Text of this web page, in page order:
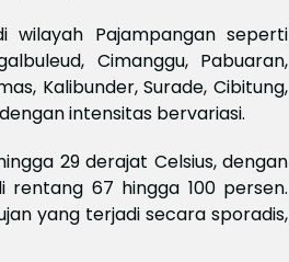
wilayah Pajampangan seperti
Cimanggu, Pabuaran,
Kalibunder, Surade, Cibitung,
intensitas bervariasi.
29 derajat Celsius, dengan
67 hingga 100 persen.
yang terjadi secara sporadis,